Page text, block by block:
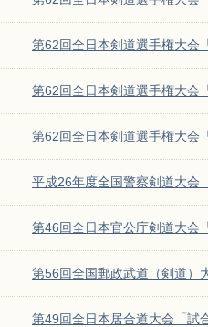
第62回全日本剣道選手権大会
第62回全日本剣道選手権大会
第62回全日本剣道選手権大会
平成26年度全国警察剣道大会
第46回全日本官公庁剣道大会
第56回全国郵政武道（剣道）
第49回全日本居合道大会「試